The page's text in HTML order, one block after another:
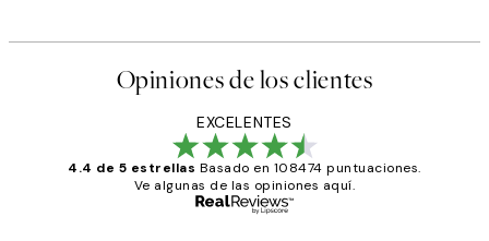
Opiniones de los clientes
EXCELENTES
4.4 de 5 estrellas Basado en 108474 puntuaciones.
Ve algunas de las opiniones aquí.